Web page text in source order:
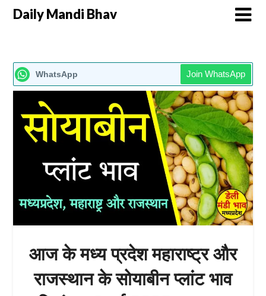
Daily Mandi Bhav
WhatsApp Join WhatsApp
आज के मध्य प्रदेश महाराष्ट्र और
राजस्थान के सोयाबीन प्लांट भाव